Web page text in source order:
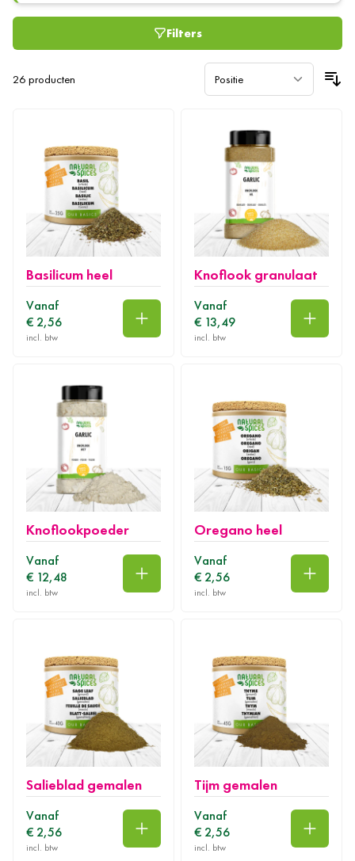
scherpste prijzen. Buon Appetito!
Filters
26 producten
Basilicum heel
Vanaf
€ 2,56
In winkelwagen
Knoflook granulaat
Vanaf
€ 13,49
In
Knoflookpoeder
Vanaf
€ 12,48
In winkelwagen
Oregano heel
Vanaf
€ 2,56
In
Salieblad gemalen
Vanaf
€ 2,56
In winkelwagen
Tijm gemalen
Vanaf
€ 2,56
In